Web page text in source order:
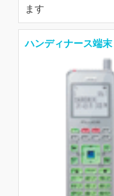
ます
ハンディナース端